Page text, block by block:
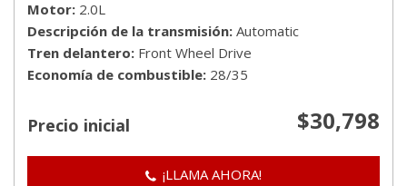
Motor 2.0L
Descripción de la transmisión Automatic
Tren delantero Front Wheel Drive
Economía de combustible 28/35
Precio inicial $30,798
¡LLAMA AHORA!